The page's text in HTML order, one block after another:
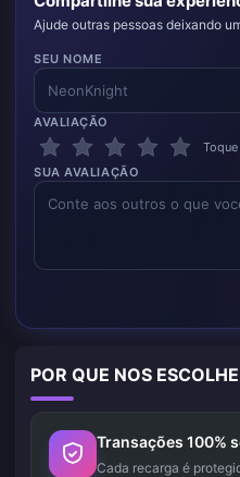
Ajude outras pessoas deixando
SEU NOME
AVALIAÇÃO
SUA AVALIAÇÃO
POR QUE NOS
Transações 100%
Cada recarga é